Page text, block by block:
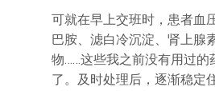
可就在早上交班时，患者血
巴胺、滤白冷沉淀、肾上腺
物……这些我之前没有用过的
了。及时处理后，逐渐稳定